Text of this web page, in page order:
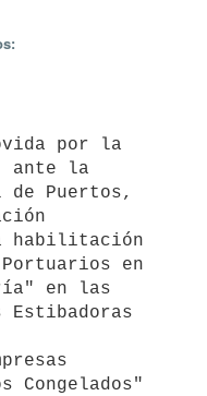
por la
ante la
de Puertos,
habilitación
en
en las
Estibadoras
Congelados"